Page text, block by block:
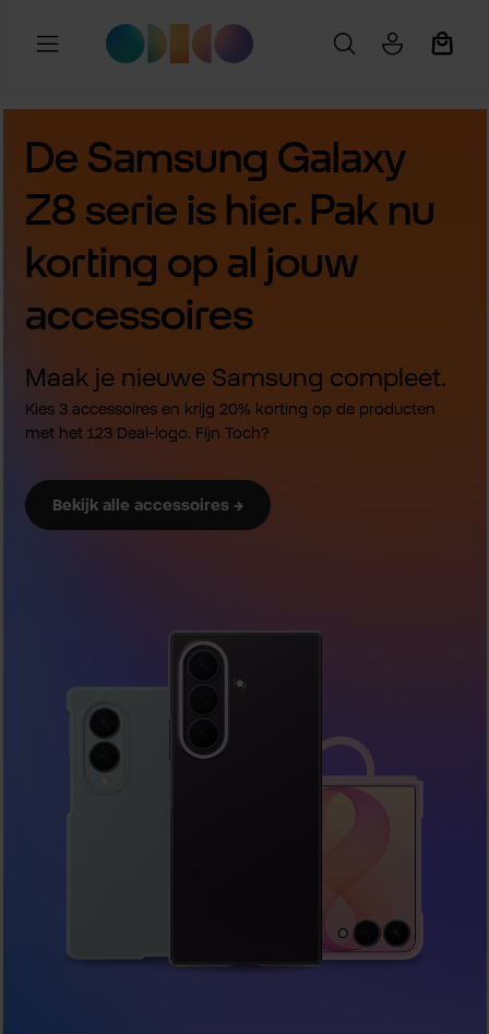
Ga naar de hoofdinhoud
De Samsung Galaxy
Z8 serie is hier. Pak nu
korting op al jouw
accessoires
Maak je nieuwe Samsung compleet.
Kies 3 accessoires en krijg 20% korting op de producten
met het 123 Deal-logo. Fijn Toch?
Bekijk alle accessoires →